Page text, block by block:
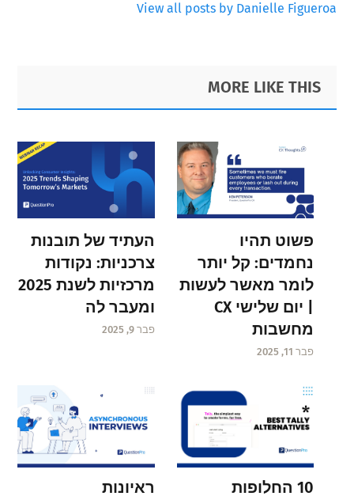
View all posts by Danielle Figueroa
Primary
Sidebar
Footer
MORE LIKE THIS
פשוט תהיו
נחמדים: קל יותר
לומר מאשר לעשות
| יום שלישי CX
מחשבות
פבר 11, 2025
העתיד של תובנות
צרכניות: נקודות
מרכזיות לשנת 2025
ומעבר לה
פבר 9, 2025
10 החלופות
ראיונות